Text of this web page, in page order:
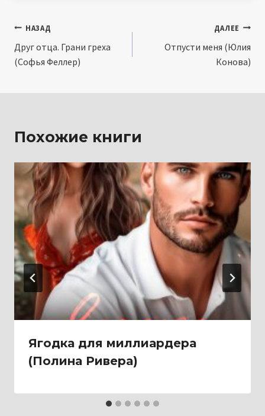
Навигация
по
НАЗАД
Друг отца. Грани греха
(Софья Феллер)
ДАЛЕЕ
Отпусти меня (Юлия
Конова)
Похожие книги
Ягодка для миллиардера
(Полина Ривера)